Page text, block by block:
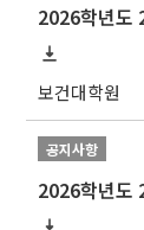
2026학년도
보건대학원
공지사항